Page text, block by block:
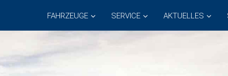
FAHRZEUGE SERVICE AKTUELLES